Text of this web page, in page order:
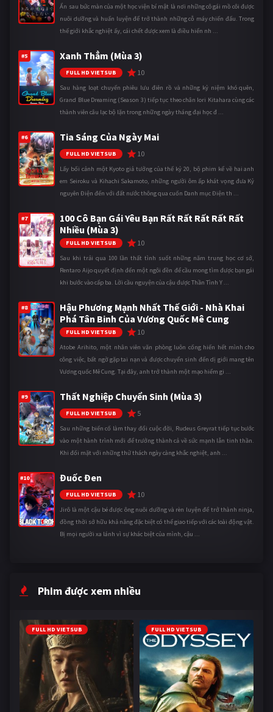
Ẩn sau bức màn của một học viện bí mật là nơi những cô gái mồ côi được
nuôi dưỡng và huấn luyện để trở thành những cỗ máy chiến đấu. Trong
thế giới khắc nghiệt ấy, cái chết được xem là điều hiển nh ...
#5 Xanh Thẳm (Mùa 3)
FULL HD VIETSUB 10
Sau hàng loạt chuyến phiêu lưu điên rồ và những kỷ niệm khó quên,
Grand Blue Dreaming (Season 3) tiếp tục theo chân Iori Kitahara cùng các
thành viên câu lạc bộ lặn trong những ngày tháng đại học đ ...
#6 Tia Sáng Của Ngày Mai
FULL HD VIETSUB 10
Lấy bối cảnh một Kyoto giả tưởng của thế kỷ 20, bộ phim kể về hai anh
em Seiroku và Kihachi Sakamoto, những người ôm ấp khát vọng đưa Kỷ
nguyên Điện đến với đất nước thông qua cuốn Danh mục Điện th ...
#7
100 Cô Bạn Gái Yêu Bạn Rất Rất Rất Rất Rất
Nhiều (Mùa 3)
FULL HD VIETSUB 10
Sau khi trải qua 100 lần thất tình suốt những năm trung học cơ sở,
Rentaro Aijo quyết định đến một ngôi đền để cầu mong tìm được bạn gái
khi bước vào cấp ba. Lời cầu nguyện của cậu được Thần Tình Y ...
#8
Hậu Phương Mạnh Nhất Thế Giới - Nhà Khai
Phá Tân Binh Của Vương Quốc Mê Cung
FULL HD VIETSUB 10
Atobe Arihito, một nhân viên văn phòng luôn cống hiến hết mình cho
công việc, bất ngờ gặp tai nạn và được chuyển sinh đến dị giới mang tên
Vương quốc Mê Cung. Tại đây, anh trở thành một mạo hiểm gi ...
#9 Thất Nghiệp Chuyển Sinh (Mùa 3)
FULL HD VIETSUB 5
Sau những biến cố làm thay đổi cuộc đời, Rudeus Greyrat tiếp tục bước
vào một hành trình mới để trưởng thành cả về sức mạnh lẫn tinh thần.
Khi đối mặt với những thử thách ngày càng khắc nghiệt, anh ...
#10 Đuốc Đen
FULL HD VIETSUB 10
Jirô là một cậu bé được ông nuôi dưỡng và rèn luyện để trở thành ninja,
đồng thời sở hữu khả năng đặc biệt có thể giao tiếp với các loài động vật.
Bị mọi người xa lánh vì sự khác biệt của mình, cậu ...
Phim được xem nhiều
FULL HD VIETSUB FULL HD VIETSUB